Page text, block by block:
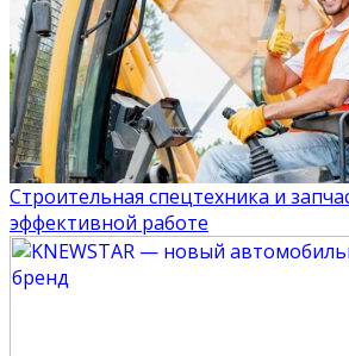
Строительная спецтехника и
эффективной работе